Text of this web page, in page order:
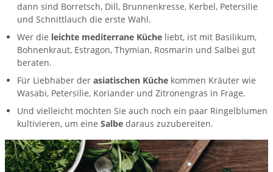
dann sind Borretsch, Dill, Brunnenkresse, Kerbel, Petersilie
und Schnittlauch die erste Wahl.
Wer die leichte mediterrane Küche liebt, ist mit Basilikum,
Bohnenkraut, Estragon, Thymian, Rosmarin und Salbei gut
beraten.
Für Liebhaber der asiatischen Küche kommen Kräuter wie
Wasabi, Petersilie, Koriander und Zitronengras in Frage.
Und vielleicht möchten Sie auch noch ein paar Ringelblumen
kultivieren, um eine Salbe daraus zuzubereiten.